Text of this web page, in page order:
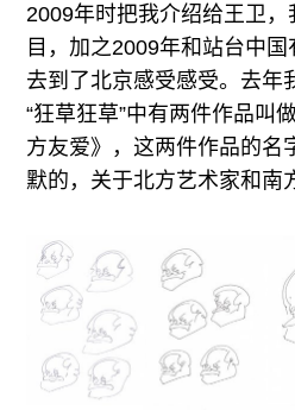
2009年时把我介绍给王卫
目，加之2009年和站台中
去到了北京感受感受。去年
“狂草狂草”中有两件作品叫
方友爱》，这两件作品的名
默的，关于北方艺术家和南